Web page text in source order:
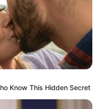
Know This Hidden Secret